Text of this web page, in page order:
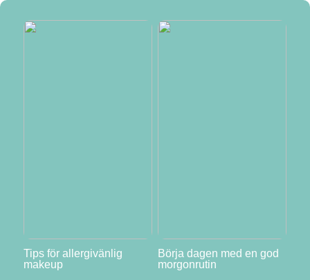
Tips för allergivänlig
makeup
Börja dagen med en god
morgonrutin